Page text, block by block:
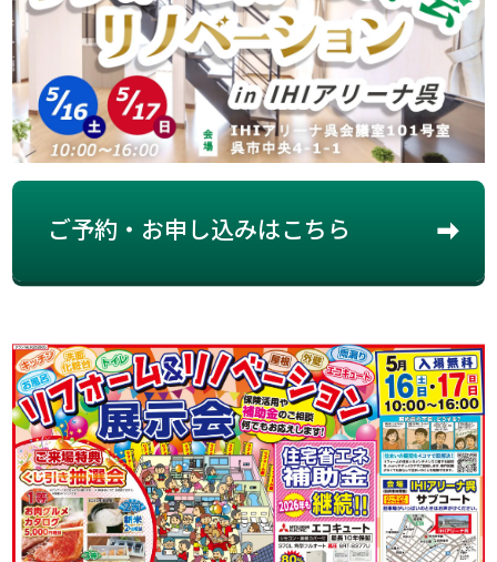
ご予約・お申し込みはこちら